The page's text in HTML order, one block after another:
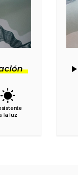
la luz